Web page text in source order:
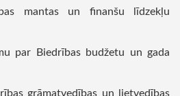
mantas un finanšu līdzekļu
par Biedrības budžetu un gada
grāmatvedības un lietvedības